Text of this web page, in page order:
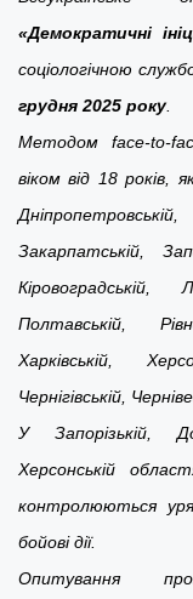
«Демократичні
соціологічною
грудня 2025 року.
Методом face-to-
віком від 18 років,
Закарпатській,
Кіровоградській,
Полтавській,
Харківській,
Чернігівській,
У Запорізькій,
Херсонській
контролюються
бойові дії.
Опитування